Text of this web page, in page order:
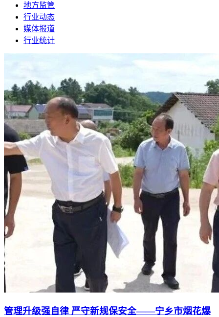
地方监管
行业动态
媒体报道
行业统计
管理升级强自律 严守新规保安全——宁乡市烟花爆